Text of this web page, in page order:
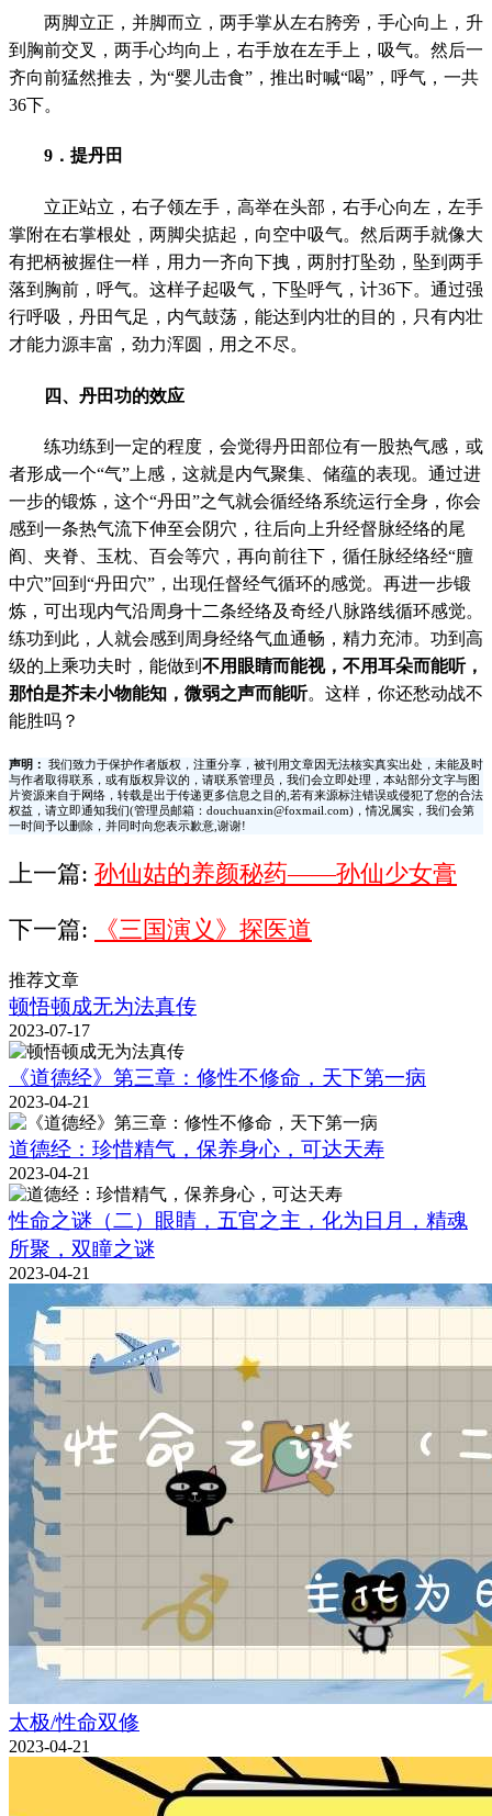
两脚立正，并脚而立，两手掌从左右胯旁，手心向上，升
到胸前交叉，两手心均向上，右手放在左手上，吸气。然后一
齐向前猛然推去，为“婴儿击食” ，推出时喊“喝” ，呼气，一共
36下。
9 ．提丹田
立正站立，右子领左手，高举在头部，右手心向左，左手
掌附在右掌根处，两脚尖掂起，向空中吸气。然后两手就像大
有把柄被握住一样，用力一齐向下拽，两肘打坠劲，坠到两手
落到胸前，呼气。这样子起吸气，下坠呼气，计36下。通过强
行呼吸，丹田气足，内气鼓荡，能达到内壮的目的，只有内壮
才能力源丰富，劲力浑圆，用之不尽。
四、丹田功的效应
练功练到一定的程度，会觉得丹田部位有一股热气感，或
者形成一个“气” 上感，这就是内气聚集、储蕴的表现。通过进
一步的锻炼，这个“丹田”之气就会循经络系统运行全身，你会
感到一条热气流下伸至会阴穴，往后向上升经督脉经络的尾
阎、夹脊、玉枕、百会等穴，再向前往下，循任脉经络经“膻
中穴”回到 “丹田穴” ，出现任督经气循环的感觉。再进一步锻
炼，可出现内气沿周身十二条经络及奇经八脉路线循环感觉。
练功到此，人就会感到周身经络气血通畅，精力充沛。功到高
级的上乘功夫时，能做到 不用眼睛而能视，不用耳朵而能听，
那怕是芥未小物能知，微弱之声而能听。这样，你还愁动战不
能胜吗？
声明：
我们致力于保护作者版权，注重分享，被刊用文章因无法核实真实出处，未能及时
与作者取得联系，或有版权异议的，请联系管理员，我们会立即处理，本站部分文字与图
片资源来自于网络，转载是出于传递更多信息之目的,若有来源标注错误或侵犯了您的合法
权益，请立即通知我们(管理员邮箱：douchuanxin@foxmail.com)，情况属实，我们会第
一时间予以删除，并同时向您表示歉意,谢谢!
上一篇: 孙仙姑的养颜秘药——孙仙少女膏
下一篇: 《三国演义》探医道
推荐文章
顿悟顿成无为法真传
2023-07-17
《道德经》第三章：修性不修命，天下第一病
2023-04-21
道德经：珍惜精气，保养身心，可达天寿
2023-04-21
性命之谜（二）眼睛，五官之主，化为日月，精魂
所聚，双瞳之谜
2023-04-21
太极/性命双修
2023-04-21